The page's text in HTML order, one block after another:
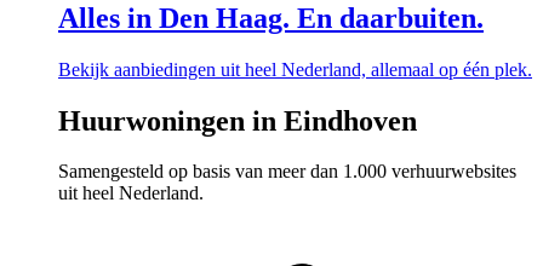
Alles in Den Haag. En daarbuiten.
Bekijk aanbiedingen uit heel Nederland, allemaal op één plek.
Huurwoningen in Eindhoven
Samengesteld op basis van meer dan 1.000 verhuurwebsites
uit heel Nederland.